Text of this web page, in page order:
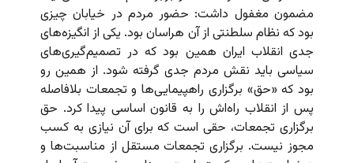
مضمون مغفول داشت: حضور مردم در خیابان چیزی
بود که نظام سلطنتی از آن هراسان بود. یکی از انگیزه‌های
جدی انقلاب ایران همین بود که در تصمیم‌گیری‌های
سیاسی باید نقش مردم جدی گرفته شود. از همین رو
بود که «حق» برگزاری راهپیمایی‌ها و تجمعات بلافاصله
پس از انقلاب راه‌اش را به قانون اساسی پیدا کرد. حق
برگزاری تجمعات، حقی است که برای آن نیازی به کسب
مجوز نیست. برگزاری تجمعات مستقل از مناسبت‌ها و